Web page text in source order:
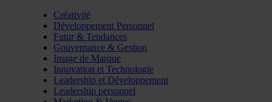
Créativité
Développement Personnel
Futur & Tendances
Gouvernance & Gestion
Image de Marque
Innovation et Technologie
Leadership et Développement
Leadership personnel